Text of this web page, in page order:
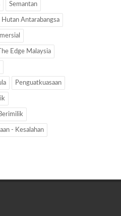
Semantan
Hutan Antarabangsa
The Edge Malaysia
Penguatkuasaan
- Kesalahan